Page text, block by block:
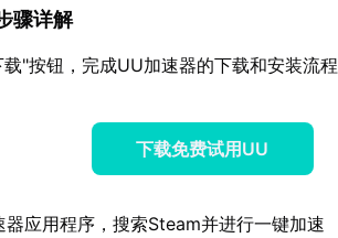
骤详解
"按钮，完成UU加速器的下载和安装流程
下载免费试用UU
应用程序，搜索Steam并进行一键加速